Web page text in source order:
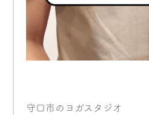
守口市のヨガスタジオ